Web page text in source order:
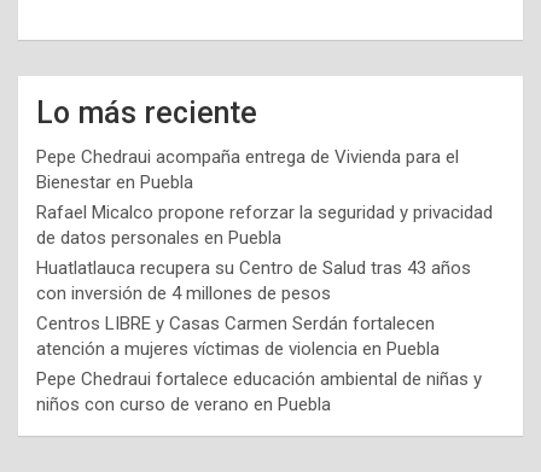
Lo más reciente
Pepe Chedraui acompaña entrega de Vivienda para el
Bienestar en Puebla
Rafael Micalco propone reforzar la seguridad y privacidad
de datos personales en Puebla
Huatlatlauca recupera su Centro de Salud tras 43 años
con inversión de 4 millones de pesos
Centros LIBRE y Casas Carmen Serdán fortalecen
atención a mujeres víctimas de violencia en Puebla
Pepe Chedraui fortalece educación ambiental de niñas y
niños con curso de verano en Puebla